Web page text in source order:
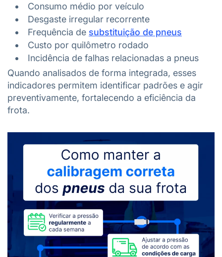
Consumo médio por veículo
Desgaste irregular recorrente
Frequência de substituição de pneus
Custo por quilômetro rodado
Incidência de falhas relacionadas a pneus
Quando analisados de forma integrada, esses
indicadores permitem identificar padrões e agir
preventivamente, fortalecendo a eficiência da
frota.